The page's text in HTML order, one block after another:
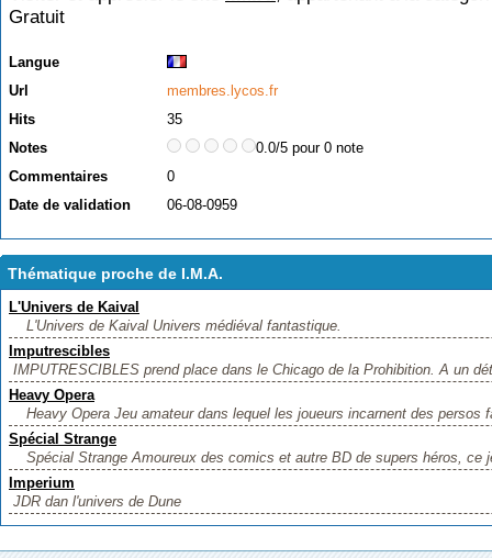
Gratuit
Langue
Url
membres.lycos.fr
Hits
35
Notes
0.0/5 pour 0 note
Commentaires
0
Date de validation
06-08-0959
Thématique proche de I.M.A.
L'Univers de Kaival
L'Univers de Kaival Univers médiéval fantastique.
Imputrescibles
IMPUTRESCIBLES prend place dans le Chicago de la Prohibition. A un
Heavy Opera
Heavy Opera Jeu amateur dans lequel les joueurs incarnent des persos
Spécial Strange
Spécial Strange Amoureux des comics et autre BD de supers héros, ce
Imperium
JDR dan l'univers de Dune